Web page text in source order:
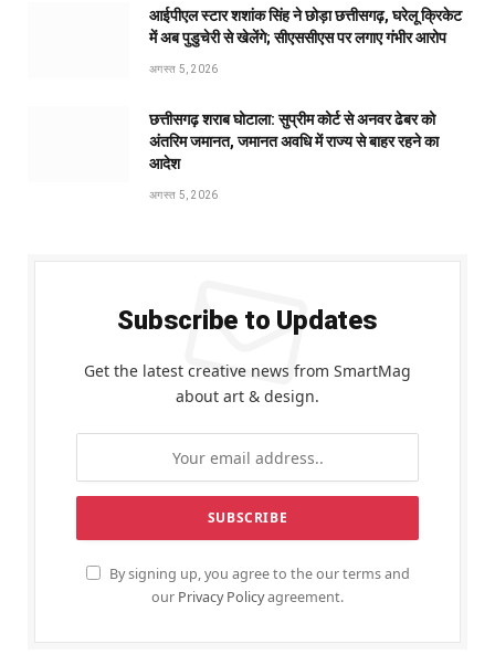
आईपीएल स्टार शशांक सिंह ने छोड़ा छत्तीसगढ़, घरेलू क्रिकेट
में अब पुडुचेरी से खेलेंगे; सीएससीएस पर लगाए गंभीर आरोप
अगस्त 5, 2026
छत्तीसगढ़ शराब घोटाला: सुप्रीम कोर्ट से अनवर ढेबर को
अंतरिम जमानत, जमानत अवधि में राज्य से बाहर रहने का
आदेश
अगस्त 5, 2026
Subscribe to Updates
Get the latest creative news from SmartMag
about art & design.
By signing up, you agree to the our terms and
our Privacy Policyagreement.